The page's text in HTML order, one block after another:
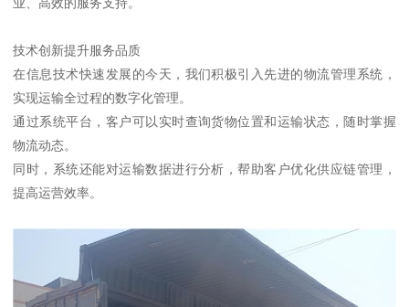
技术创新提升服务品质
在信息技术快速发展的今天，我们积极引入先进的物流管理系统，
实现运输全过程的数字化管理。
通过系统平台，客户可以实时查询货物位置和运输状态，随时掌握
物流动态。
同时，系统还能对运输数据进行分析，帮助客户优化供应链管理，
提高运营效率。